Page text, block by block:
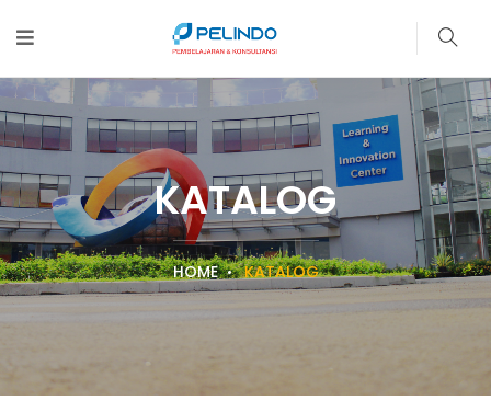
KATALOG
HOME KATALOG